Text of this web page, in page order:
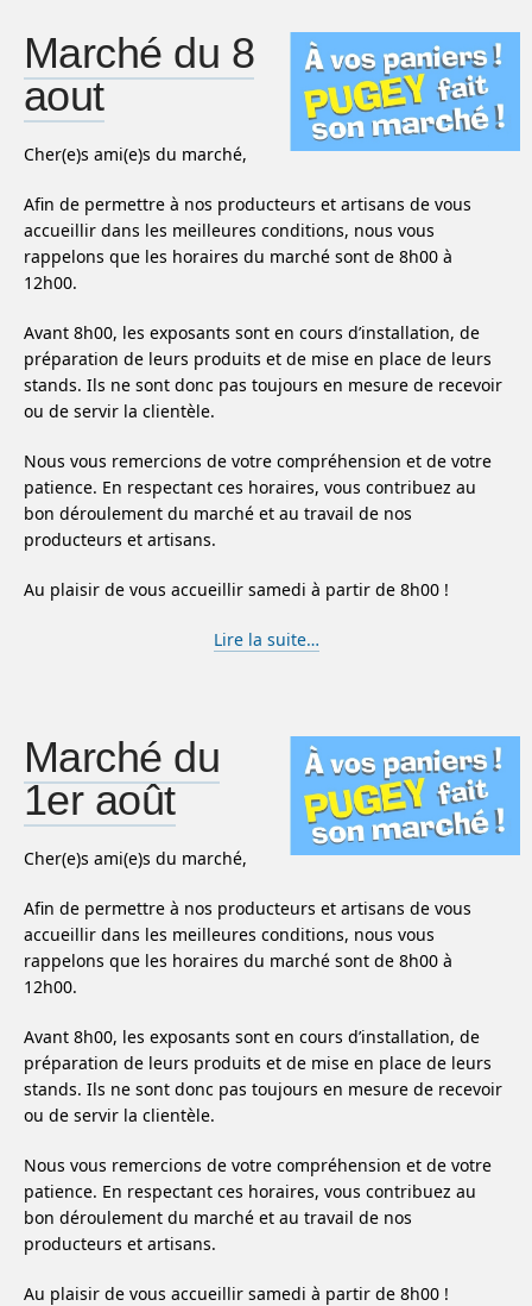
Marché du 8
aout
Cher(e)s ami(e)s du marché,
Afin de permettre à nos producteurs et artisans de vous
accueillir dans les meilleures conditions, nous vous
rappelons que les horaires du marché sont de 8h00 à
12h00.
Avant 8h00, les exposants sont en cours d’installation, de
préparation de leurs produits et de mise en place de leurs
stands. Ils ne sont donc pas toujours en mesure de recevoir
ou de servir la clientèle.
Nous vous remercions de votre compréhension et de votre
patience. En respectant ces horaires, vous contribuez au
bon déroulement du marché et au travail de nos
producteurs et artisans.
Au plaisir de vous accueillir samedi à partir de 8h00 !
Lire la suite…
Marché du
1er août
Cher(e)s ami(e)s du marché,
Afin de permettre à nos producteurs et artisans de vous
accueillir dans les meilleures conditions, nous vous
rappelons que les horaires du marché sont de 8h00 à
12h00.
Avant 8h00, les exposants sont en cours d’installation, de
préparation de leurs produits et de mise en place de leurs
stands. Ils ne sont donc pas toujours en mesure de recevoir
ou de servir la clientèle.
Nous vous remercions de votre compréhension et de votre
patience. En respectant ces horaires, vous contribuez au
bon déroulement du marché et au travail de nos
producteurs et artisans.
Au plaisir de vous accueillir samedi à partir de 8h00 !